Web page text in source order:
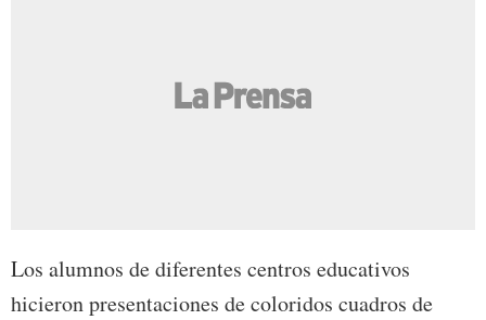
Los alumnos de diferentes centros educativos
hicieron presentaciones de coloridos cuadros de